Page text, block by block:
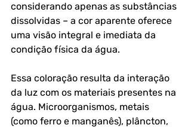
considerando apenas as substâncias
dissolvidas – a cor aparente oferece
uma visão integral e imediata da
condição física da água.
Essa coloração resulta da interação
da luz com os materiais presentes na
água. Microorganismos, metais
(como ferro e manganês), plâncton,